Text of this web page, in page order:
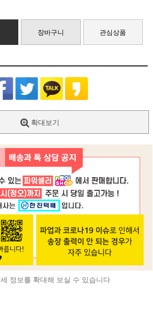
장바구니 관심상품
확대보기
정보를 확대해 보실 수 있습니다